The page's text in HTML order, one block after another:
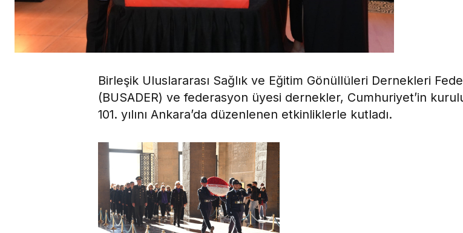
Birleşik Uluslararası Sağlık ve Eğitim Gönüllüleri Dernekleri
(BUSADER) ve federasyon üyesi dernekler, Cumhuriyet’in
101. yılını Ankara’da düzenlenen etkinliklerle kutladı.